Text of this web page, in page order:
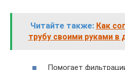
Читайте также: Как
трубу своими руками в
Помогает